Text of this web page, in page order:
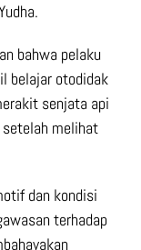
bahwa pelaku
belajar otodidak
senjata api
melihat
dan kondisi
terhadap